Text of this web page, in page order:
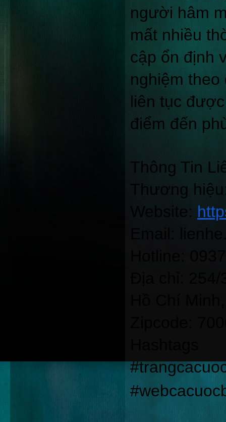
người hâm
mất nhiều
cập ổn định
nghiệm
liên tục
điểm đến
Thông Tin
Thương
Website: